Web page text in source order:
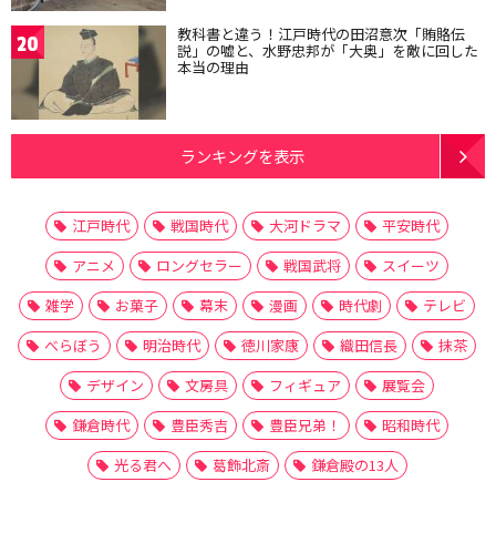
20 教科書と違う！江戸時代の田沼意次「賄賂伝
説」の嘘と、水野忠邦が「大奥」を敵に回した
本当の理由
ランキングを表示
江戸時代 戦国時代 大河ドラマ
平安時代
アニメ
ロングセラー 戦国武将
スイーツ
雑学
お菓子 幕末 漫画 時代劇
テレビ
べらぼう
明治時代 徳川家康 織田信長
抹茶
デザイン
文房具 フィギュア
展覧会
鎌倉時代
豊臣秀吉 豊臣兄弟！
昭和時代
光る君へ
葛飾北斎 鎌倉殿の13人